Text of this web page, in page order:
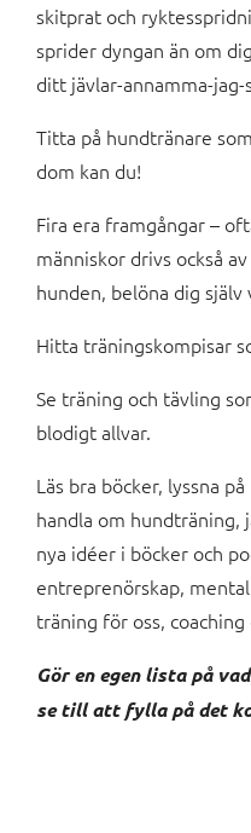
skitprat och
sprider dyngan än om
ditt jävlar-annamma-
Titta på hundtränare
dom kan du!
Fira era framgångar –
människor drivs också
hunden, belöna dig själv
Hitta träningskompisar
Se träning och tävling
blodigt allvar.
Läs bra böcker, lyssna
handla om
nya idéer i böcker och
entreprenörskap,
träning för oss, coaching
Gör en egen lista på
se till att fylla på det